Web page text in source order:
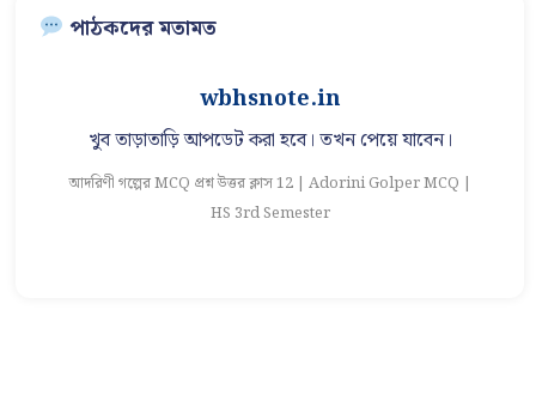
পাঠকদের মতামত
wbhsnote.in
খুব তাড়াতাড়ি আপডেট করা হবে। তখন পেয়ে যাবেন।
আদরিণী গল্পের MCQ প্রশ্ন উত্তর ক্লাস 12 | Adorini Golper MCQ |
HS 3rd Semester